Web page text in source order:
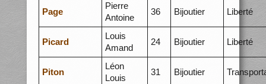
Page
Pierre
Antoine
36 Bijoutier Liberté
Picard
Louis
Amand
24 Bijoutier Liberté
Piton
Léon
Louis
31 Bijoutier